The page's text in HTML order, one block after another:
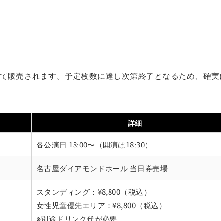
販売されます。予定枚数に達し次第終了となるため、確
詳細
各公演日 18:00〜（開演は18:30）
名古屋ダイアモンドホール 当日券売場
スタンディング：¥8,800（税込）
女性児童優先エリア：¥8,800（税込）
※別途ドリンク代が必要